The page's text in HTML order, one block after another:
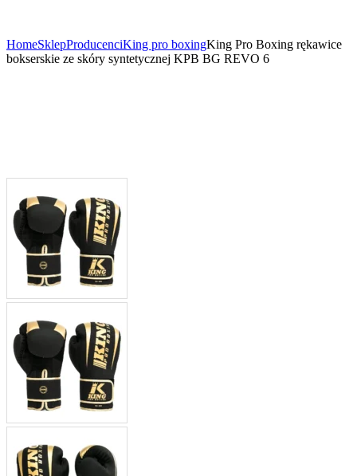
HomeSklepProducenciKing pro boxingKing Pro Boxing rękawice
bokserskie ze skóry syntetycznej KPB BG REVO 6